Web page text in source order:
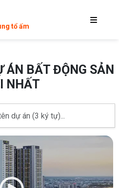
tổ ấm
ÁN BẤT ĐỘNG SẢN
NHẤT